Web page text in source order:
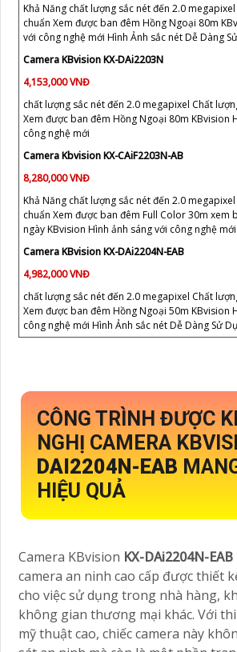
Khả Năng chất lượng sắc nét đến 2.0
chuẩn Xem được ban đêm Hồng Ngoại 80m
với công nghệ mới Hình Ảnh sắc nét Dễ Dàng
Camera KBvision KX-DAi2203N
4,153,000 VNĐ
chất lượng sắc nét đến 2.0 megapixel Chất
Xem được ban đêm Hồng Ngoại 80m KBvision
công nghệ mới
Camera Kbvision KX-CAiF2203N-AB
8,280,000 VNĐ
Khả Năng chất lượng sắc nét đến 2.0
chuẩn Xem được ban đêm Full Color 30m xem
ngày KBvision Hình ảnh sáng với công nghệ mới
Camera KBvision KX-DAi2204N-EAB
4,982,000 VNĐ
chất lượng sắc nét đến 2.0 megapixel Chất
Xem được ban đêm Hồng Ngoại 50m KBvision
công nghệ mới Hình Ảnh sắc nét Dễ Dàng Sử
CÔNG TRÌNH ĐƯỢC
NGHỊ CAMERA
DAI2204N-EAB
HIỆU QUẢ
Camera KBvision KX-DAi2204N-EAB
camera an ninh cao cấp được thiết
cho việc sử dụng trong nhà hàng,
không gian thương mại khác. Với
mỹ thuật cao, chiếc camera này